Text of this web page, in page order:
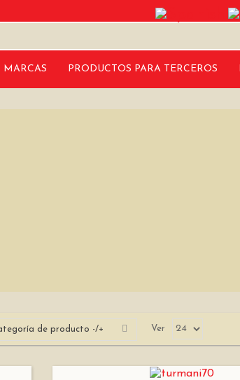
MARCAS PRODUCTOS PARA TERCEROS
de producto -/+ Ver